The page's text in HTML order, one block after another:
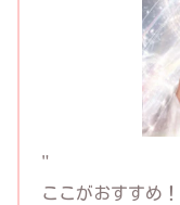
"
ここがおすすめ！